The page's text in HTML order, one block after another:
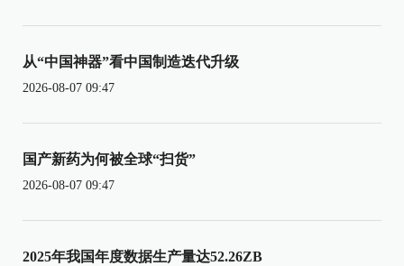
从“中国神器”看中国制造迭代升级
2026-08-07 09:47
国产新药为何被全球“扫货”
2026-08-07 09:47
2025年我国年度数据生产量达52.26ZB